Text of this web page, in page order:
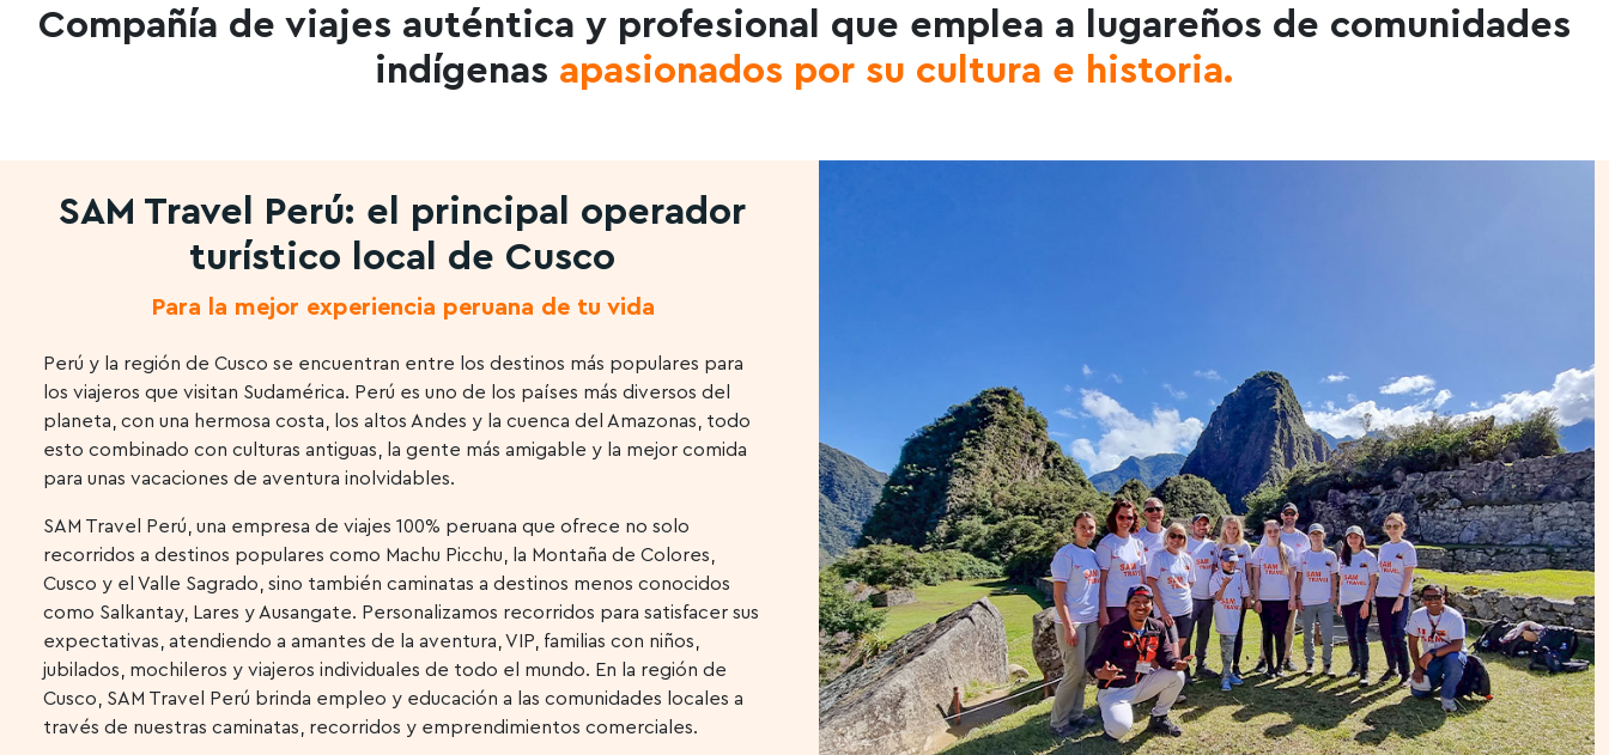
Compañía de viajes auténtica y profesional que emplea a lugareños de comunidades
indígenas apasionados por su cultura e historia.
SAM Travel Perú: el principal operador
turístico local de Cusco
Para la mejor experiencia peruana de tu vida
Perú y la región de Cusco se encuentran entre los destinos más populares para
los viajeros que visitan Sudamérica. Perú es uno de los países más diversos del
planeta, con una hermosa costa, los altos Andes y la cuenca del Amazonas, todo
esto combinado con culturas antiguas, la gente más amigable y la mejor comida
para unas vacaciones de aventura inolvidables.
SAM Travel Perú, una empresa de viajes 100% peruana que ofrece no solo
recorridos a destinos populares como Machu Picchu, la Montaña de Colores,
Cusco y el Valle Sagrado, sino también caminatas a destinos menos conocidos
como Salkantay, Lares y Ausangate. Personalizamos recorridos para satisfacer sus
expectativas, atendiendo a amantes de la aventura, VIP, familias con niños,
jubilados, mochileros y viajeros individuales de todo el mundo. En la región de
Cusco, SAM Travel Perú brinda empleo y educación a las comunidades locales a
través de nuestras caminatas, recorridos y emprendimientos comerciales.